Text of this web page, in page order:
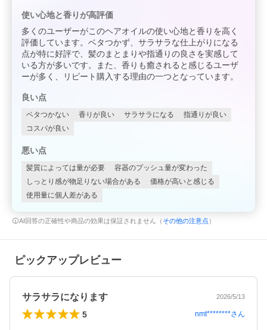
使い心地と香りが高評価
多くのユーザーがこのヘアオイルの使い心地と香りを高く
評価しています。ベタつかず、サラサラな仕上がりになる
点が特に好評で、髪のまとまりや指通りの良さを実感して
いる方が多いです。また、香りも癒されると感じるユーザ
ーが多く、リピート購入する理由の一つとなっています。
良い点
ベタつかない 香りが良い サラサラになる
指通りが良い
コスパが良い
悪い点
髪質によっては量が必要
容器のプッシュ量が変わった
しっとり感が物足りない場合がある
価格が高いと感じる
使用量に個人差がある
AI回答の正確性や商品の効果は保証されません（ その他の注意点 ）
ピックアップレビュー
サラサラになります 2026/5/13
5 nmt********さん